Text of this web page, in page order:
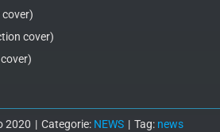
cover)
2020 | Categorie: NEWS | Tag: news